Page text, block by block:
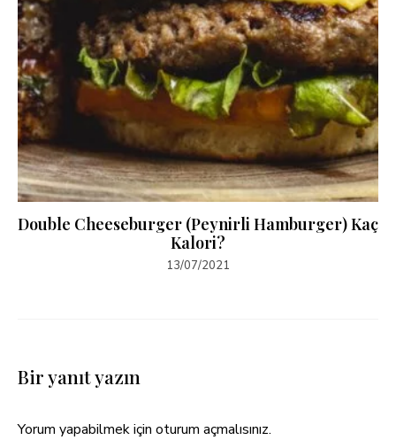
Double Cheeseburger (Peynirli Hamburger) Kaç
Kalori?
13/07/2021
Bir yanıt yazın
Yorum yapabilmek için oturum açmalısınız.